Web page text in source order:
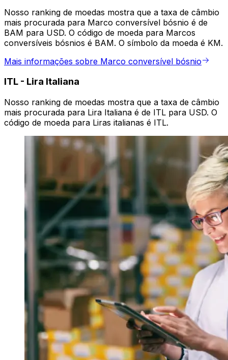
Nosso ranking de moedas mostra que a taxa de câmbio
mais procurada para Marco conversível bósnio é de
BAM para USD. O código de moeda para Marcos
conversíveis bósnios é BAM. O símbolo da moeda é KM.
Mais informações sobre Marco conversível bósnio
ITL - Lira Italiana
Nosso ranking de moedas mostra que a taxa de câmbio
mais procurada para Lira Italiana é de ITL para USD. O
código de moeda para Liras italianas é ITL.